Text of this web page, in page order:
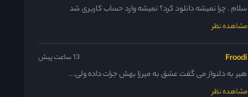
سلام . چرا نمیشه دانلود کرد؟ نمیشه وارد حساب کاربری شد
مشاهده نظر
Froodi 13 ساعت پیش
هیر به دلنواز می گفت عشق به میرزا بهش جرات داده ولی...
مشاهده نظر